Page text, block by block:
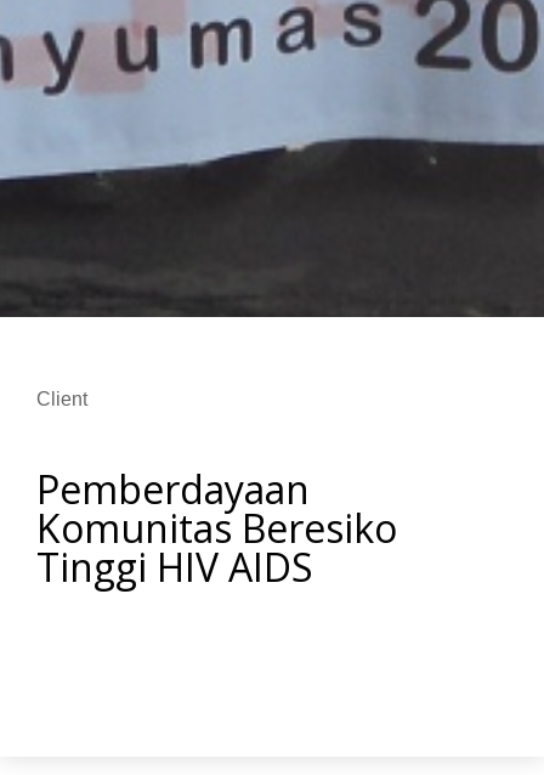
Client
Pemberdayaan
Komunitas Beresiko
Tinggi HIV AIDS